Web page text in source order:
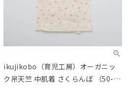
ikujikobo（育児工房）オーガニッ
ク吊天竺 中肌着 さくらんぼ （50-